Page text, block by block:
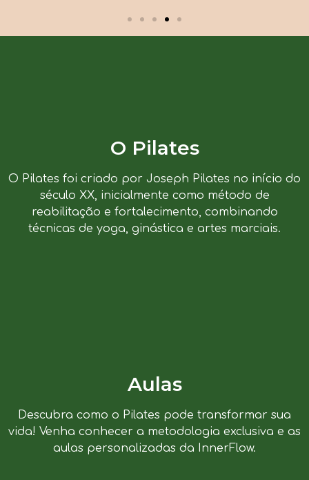
O Pilates
O Pilates foi criado por Joseph Pilates no início do
século XX, inicialmente como método de
reabilitação e fortalecimento, combinando
técnicas de yoga, ginástica e artes marciais.
Aulas
Descubra como o Pilates pode transformar sua
vida! Venha conhecer a metodologia exclusiva e as
aulas personalizadas da InnerFlow.